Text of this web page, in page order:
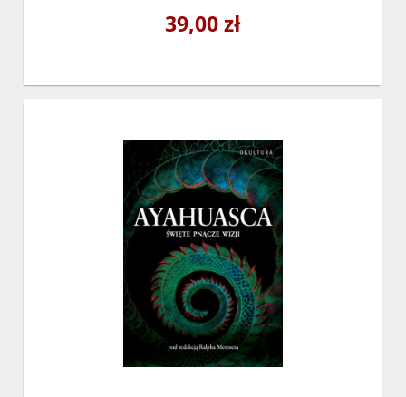
39,00 zł